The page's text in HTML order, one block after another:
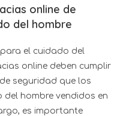
online de
del hombre
el cuidado del
online deben cumplir
seguridad que los
hombre vendidos en
es importante